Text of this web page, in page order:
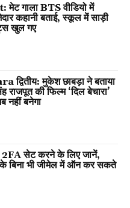
गाला BTS वीडियो में
कहानी बताई, स्कूल में साड़ी
खुल गए
द्वितीय: मुकेश छाबड़ा ने बताया
राजपूत की फिल्म ‘दिल बेचारा’
नहीं बनेगा
2FA सेट करने के लिए जानें,
के बिना भी जीमेल में ऑन कर सकते